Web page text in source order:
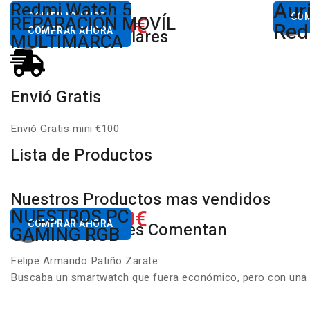
Desde80,00€
COMPRAR AHORA
Redmi Watch 5
Xiaomi
Desde650.00€
COMPRAR AHORA
REPARACIÓN MOVÍL
MULTIMARCA
Productos Populares
Envió Gratis
Envió Gratis mini €100
Lista de Productos
Nuestros Productos mas vendidos
Desde650.00€
COMPRAR AHORA
NUESTROS PC
GAMING RGB
Nuestros Clientes Comentan
Felipe Armando Patiño Zarate
Buscaba un smartwatch que fuera económico, pero con